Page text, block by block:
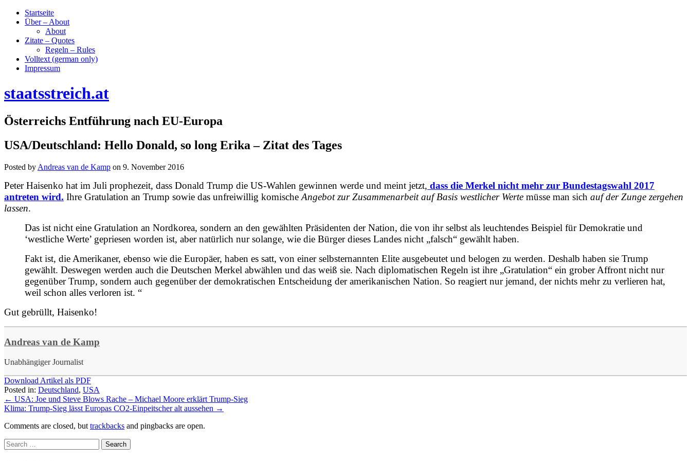
Startseite
Über – About
About
Zitate – Quotes
Regeln – Rules
Volltext (german only)
Impressum
staatsstreich.at
Österreichs Entführung nach EU-Europa
USA/Deutschland: Hello Donald, so long Erika – Zitat des Tages
Posted by Andreas van de Kamp on 9. November 2016
Peter Haisenko hat im Juli prophezeit, dass Donald Trump die US-Wahlen gewinnen werde und meint jetzt, dass die Merkel nicht mehr zur Bundestagswahl 2017
antreten wird. Ihre Gratulation an Trump sowie das unfreiwillig komische Angebot zur Zusammenarbeit auf Basis westlicher Werte müsse man sich auf der Zunge zergehen
lassen.
Das ist nicht eine Gratulation an Nordkorea, sondern an den gewählten Präsidenten der Nation, die von ihr selbst als leuchtendes Beispiel für Demokratie und
‘westliche Werte’ gepriesen worden ist, aber natürlich nur solange, wie die Bürger dieses Landes nicht „falsch“ gewählt haben.
Fakt ist, die Amerikaner, ebenso wie die Europäer, haben es satt, von einer selbsternannten Elite ausgebeutet und belogen zu werden. Deshalb haben sie Trump
gewählt. Deswegen werden auch die Deutschen Merkel abwählen und das weiß sie. Nach diplomatischen Regeln ist ihre „Gratulation“ ein grober Affront nicht nur
gegenüber Trump, sondern auch gegenüber der demokratischen Entscheidung der amerikanischen Nation. So reagiert nur jemand, der nichts mehr zu verlieren hat,
weil schon alles verloren ist. “
Gut gebrüllt, Haisenko!
Andreas van de Kamp
Unabhängiger Journalist
Download Artikel als PDF
Posted in: Deutschland, USA
← USA: Joe und Steve Blows Rache – Michael Moore erklärt Trump-Sieg
Klima: Trump-Sieg lässt Europas CO2-Einpeitscher alt aussehen →
Comments are closed, but trackbacks and pingbacks are open.